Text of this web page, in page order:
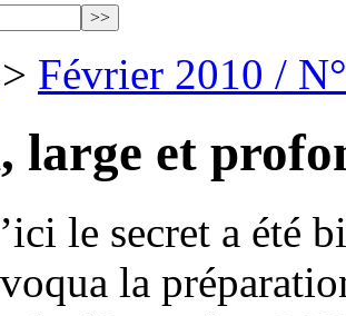
> Février 2010 /
large et
le secret a été
la